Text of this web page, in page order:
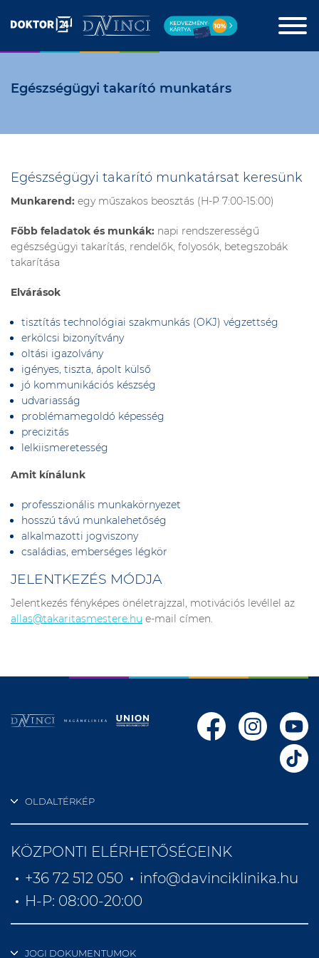
Egészségügyi takarító munkatárs
Egészségügyi takarító munkatársat keresünk
Munkarend: egy műszakos beosztás (H-P 7:00-15:00)
Főbb feladatok és munkák: napi rendszerességű
egészségügyi takarítás, rendelők, folyosók, betegszobák
takarítása
Elvárások
tisztítás technológiai szakmunkás (OKJ) végzettség
erkölcsi bizonyítvány
oltási igazolvány
igényes, tiszta, ápolt külső
jó kommunikációs készség
udvariasság
problémamegoldó képesség
precizitás
lelkiismeretesség
Amit kínálunk
professzionális munkakörnyezet
hosszú távú munkalehetőség
alkalmazotti jogviszony
családias, emberséges légkör
JELENTKEZÉS MÓDJA
Jelentkezés fényképes önéletrajzzal, motivációs levéllel az
allas@takaritasmestere.hu e-mail címen.
OLDALTÉRKÉP
KÖZPONTI ELÉRHETŐSÉGEINK
+36 72 512 050
info@davinciklinika.hu
H-P: 08:00-20:00
JOGI DOKUMENTUMOK